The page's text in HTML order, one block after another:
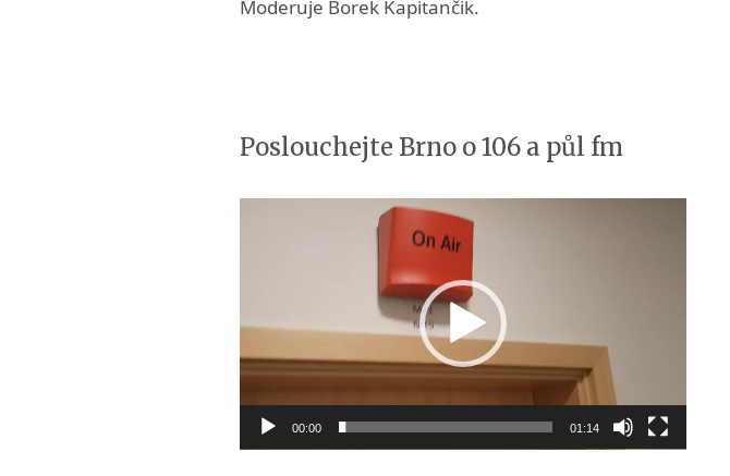
Moderuje Borek Kapitančik.
Poslouchejte Brno o 106 a půl fm
00:00 01:14